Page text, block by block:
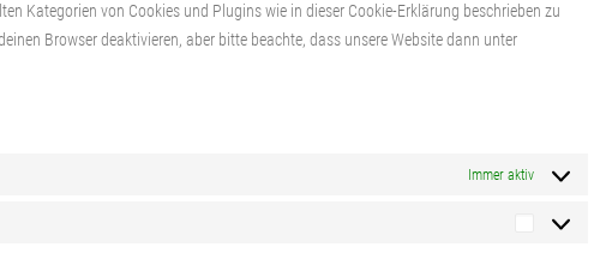
sonstiges
Kategorien von Cookies und Plugins wie in dieser Cookie-Erklärung beschrieben zu
Browser deaktivieren, aber bitte beachte, dass unsere Website dann unter
Immer aktiv